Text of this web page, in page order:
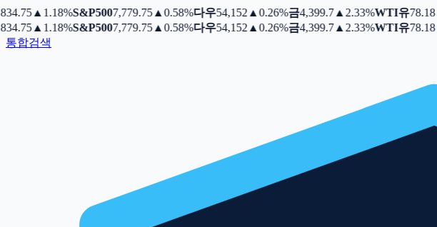
▲1.18%S&P5007,779.75▲0.58%다우54,152▲ 0.26%금4,399.7▲2.33%WTI유78.18▲
▲1.18%S&P5007,779.75▲0.58%다우54,152▲ 0.26%금4,399.7▲2.33%WTI유78.18▲
통합검색